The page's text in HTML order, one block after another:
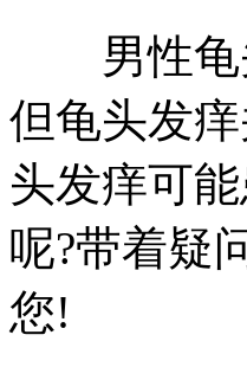
男性龟头
但龟头发
头发痒可
呢?带着疑
您!